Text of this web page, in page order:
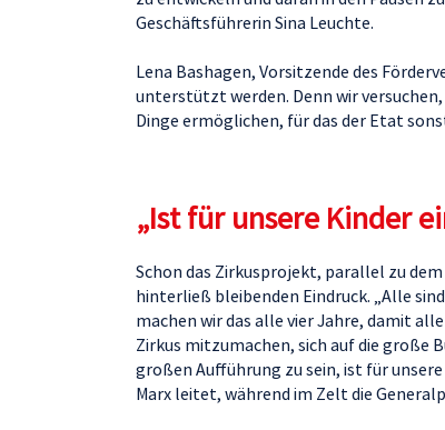
Geschäftsführerin Sina Leuchte.
Lena Bashagen, Vorsitzende des
unterstützt werden. Denn wir
Dinge ermöglichen, für das der Etat
„Ist für unsere Kinder
Schon das Zirkusprojekt, parallel zu
hinterließ bleibenden Eindruck. „Alle
machen wir das alle vier Jahre, damit
Zirkus mitzumachen, sich auf die große
großen Aufführung zu sein, ist für
Marx leitet, während im Zelt die